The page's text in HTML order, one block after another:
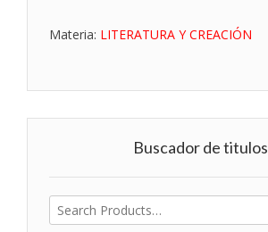
Materia: LITERATURA Y CREACIÓN
Buscador de titulos
Buscar
por: